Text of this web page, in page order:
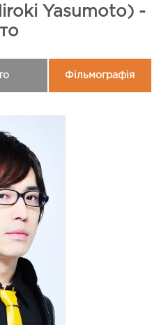
Yasumoto) -
Фільмографія